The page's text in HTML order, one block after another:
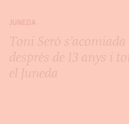
JUNEDA
Toni Seró
després de 13 anys i
el Juneda